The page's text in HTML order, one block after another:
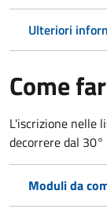
Ulteriori
Come
L'iscrizione nelle
decorrere dal
Moduli da